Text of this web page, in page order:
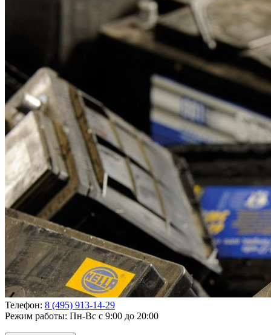
Телефон: 8 (495) 913-14-29
Режим работы: Пн-Вс с 9:00 до 20:00